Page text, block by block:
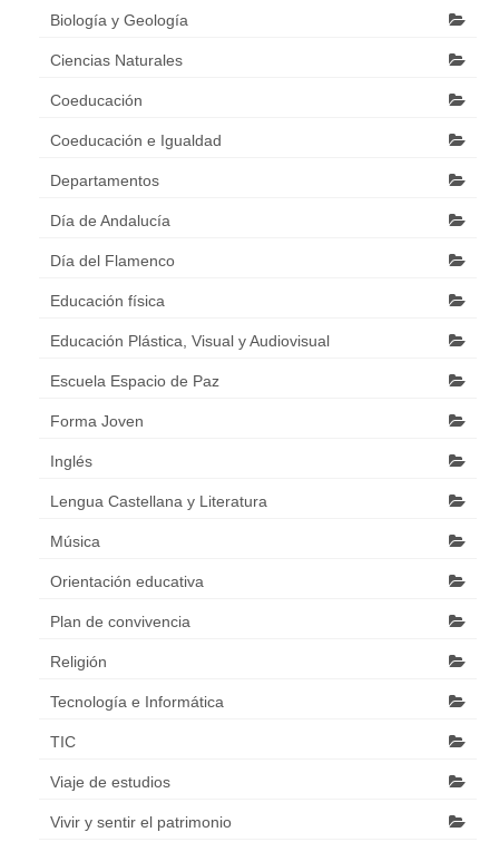
Biología y Geología
Ciencias Naturales
Coeducación
Coeducación e Igualdad
Departamentos
Día de Andalucía
Día del Flamenco
Educación física
Educación Plástica, Visual y Audiovisual
Escuela Espacio de Paz
Forma Joven
Inglés
Lengua Castellana y Literatura
Música
Orientación educativa
Plan de convivencia
Religión
Tecnología e Informática
TIC
Viaje de estudios
Vivir y sentir el patrimonio